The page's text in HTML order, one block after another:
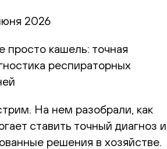
2026
просто кашель: точная
респираторных
На нем разобрали, как
ставить точный диагноз и
решения в хозяйстве.